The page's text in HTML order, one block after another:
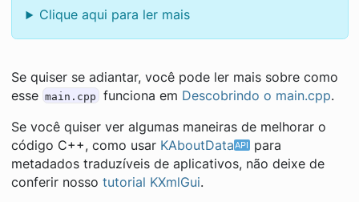
Clique aqui para ler mais
Se quiser se adiantar, você pode ler mais sobre como
esse main.cpp funciona em Descobrindo o main.cpp.
Se você quiser ver algumas maneiras de melhorar o
código C++, como usar KAboutData
para
metadados traduzíveis de aplicativos, não deixe de
conferir nosso tutorial KXmlGui.